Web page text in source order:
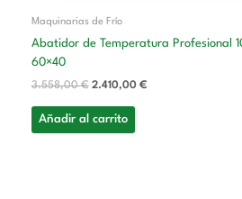
Maquinarias de Frío
Abatidor de Temperatura Profesional
60×40
3.558,00€ 2.410,00 €
Añadir al carrito